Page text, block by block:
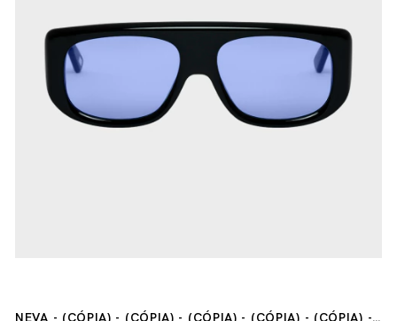
NEVA - (CÓPIA) - (CÓPIA) - (CÓPIA) - (CÓPIA) - (CÓPIA) -